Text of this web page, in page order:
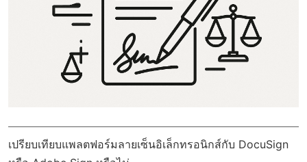
เปรียบเทียบแพลตฟอร์มลายเซ็นอิเล็กทรอนิกส์กับ DocuSign